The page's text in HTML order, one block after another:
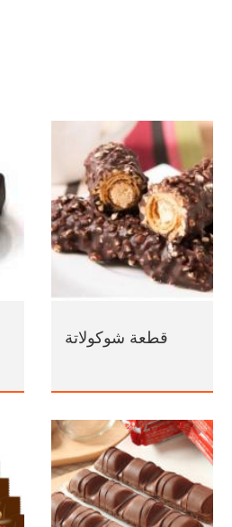
قطعة شوكولاتة